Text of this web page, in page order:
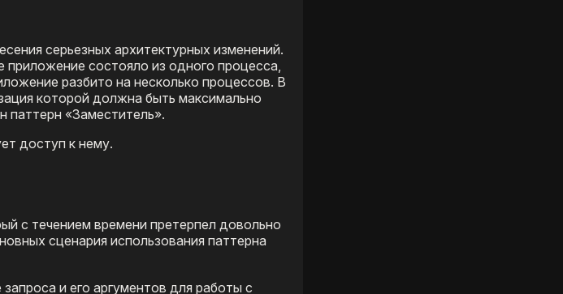
серьезных архитектурных изменений.
приложение состояло из одного процесса,
разбито на несколько процессов. В
которой должна быть максимально
паттерн «Заместитель».
доступ к нему.​
с течением времени претерпел довольно
сценария использования паттерна
и его аргументов для работы с